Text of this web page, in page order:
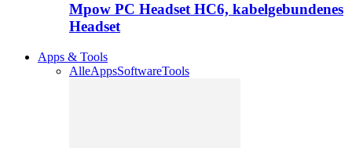
Mpow PC Headset HC6, kabelgebundenes
Headset
Apps & Tools
AlleAppsSoftwareTools